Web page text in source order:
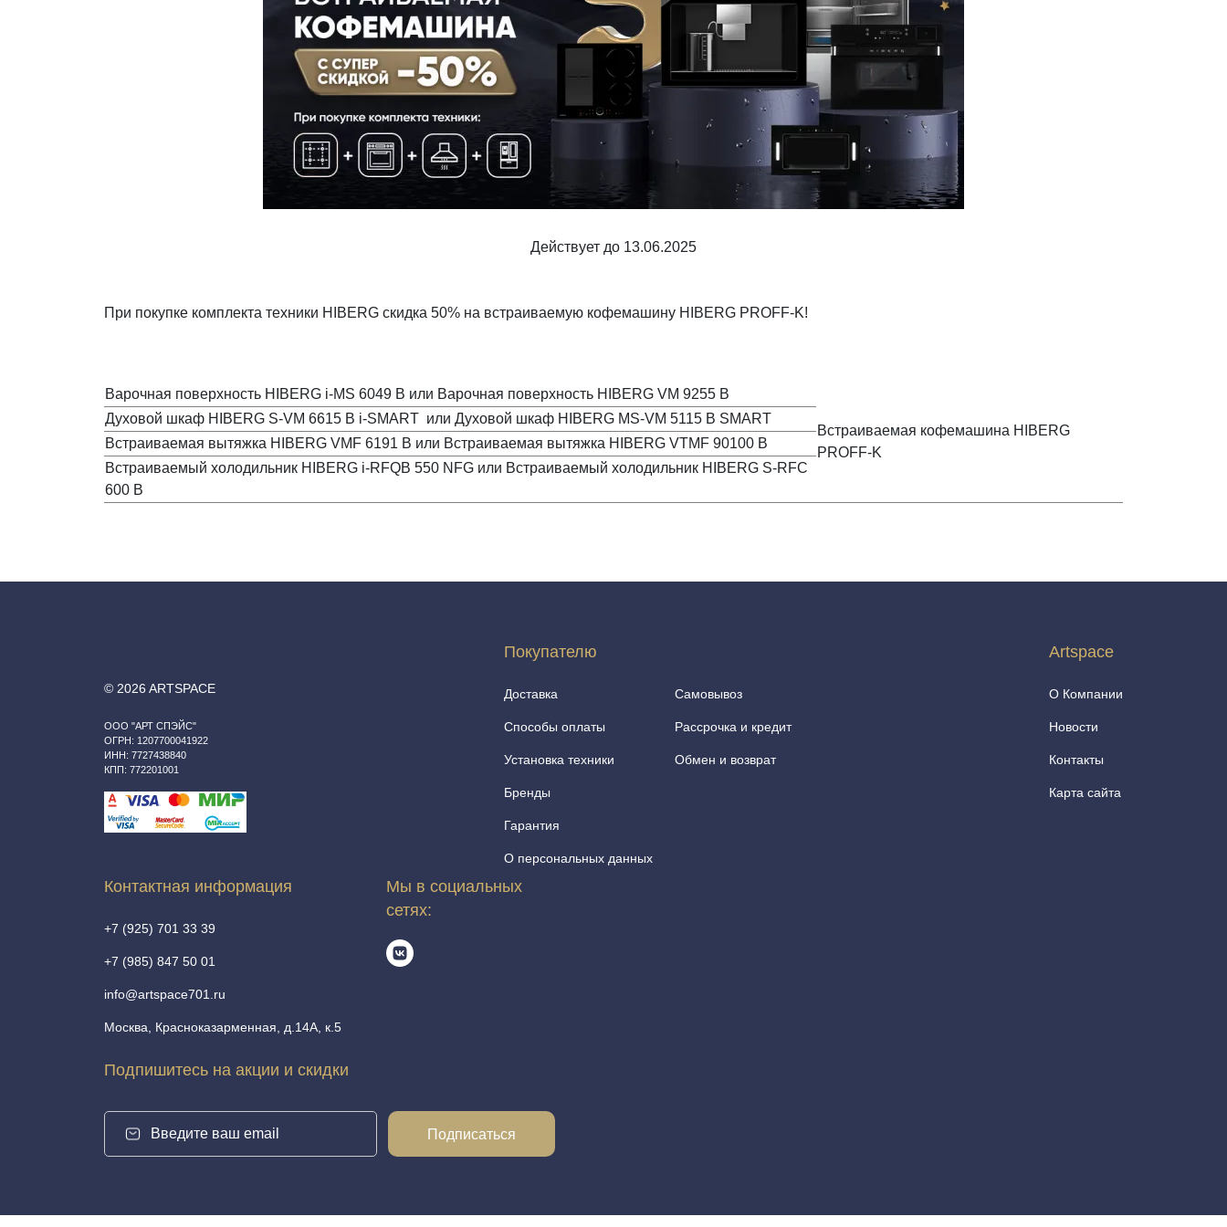
Комоды
Консоли
Консоли
Зеркальные
консоли
Шкафы и
стеллажи
Витрины
Шкафы
Стеллажи
Мебель для
гостиной
Действует до 13.06.2025
При покупке комплекта техники HIBERG скидка 50% на встраиваемую кофемашину HIBERG PROFF-K!
Варочная поверхность HIBERG i-MS 6049 B или Варочная поверхность HIBERG VM 9255 B
Встраиваемая кофемашина HIBERG
PROFF-K
Духовой шкаф HIBERG S-VM 6615 B i-SMART или Духовой шкаф HIBERG MS-VM 5115 B SMART
Встраиваемая вытяжка HIBERG VMF 6191 B или Встраиваемая вытяжка HIBERG VTMF 90100 B
Встраиваемый холодильник HIBERG i-RFQB 550 NFG или Встраиваемый холодильник HIBERG S-RFC
600 B
© 2026 ARTSPACE
ООО "АРТ СПЭЙС"
ОГРН: 1207700041922
ИНН: 7727438840
КПП: 772201001
Покупателю
Доставка
Способы оплаты
Установка техники
Бренды
Гарантия
О персональных данных
Самовывоз
Рассрочка и кредит
Обмен и возврат
Artspace
О Компании
Новости
Контакты
Карта сайта
Контактная информация
+7 (925) 701 33 39
+7 (985) 847 50 01
info@artspace701.ru
Москва, Красноказарменная, д.14А, к.5
Мы в социальных
сетях:
Подпишитесь на акции и скидки
Подписаться